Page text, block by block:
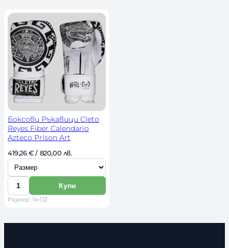
н
о
с
т
Боксови Ръкавици Cleto
Reyes Fiber Calendario
Azteco Prison Art
419,26 € / 820,00 лв.
И
б
е
р
К
о
Купи
Размер: 14 OZ